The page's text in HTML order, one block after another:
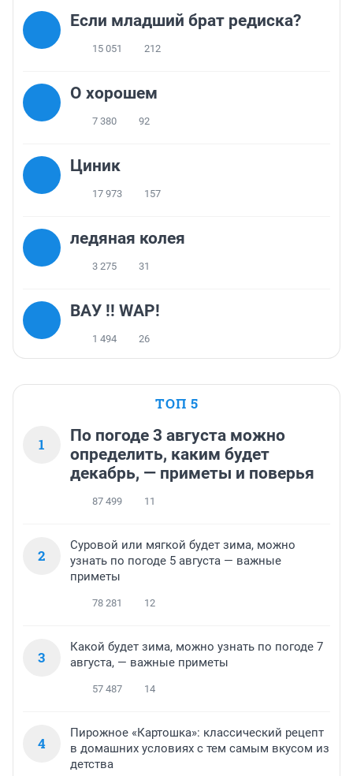
Если младший брат редиска?
15 051 212
О хорошем
7 380 92
Циник
17 973 157
ледяная колея
3 275 31
ВАУ !! WAP!
1 494 26
ТОП 5
1
По погоде 3 августа можно
определить, каким будет
декабрь, — приметы и поверья
87 499 11
2
Суровой или мягкой будет зима, можно
узнать по погоде 5 августа — важные
приметы
78 281 12
3
Какой будет зима, можно узнать по погоде 7
августа, — важные приметы
57 487 14
4
Пирожное «Картошка»: классический рецепт
в домашних условиях с тем самым вкусом из
детства